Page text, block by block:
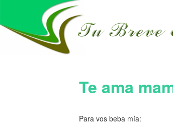
Te ama
Para vos beba mía: